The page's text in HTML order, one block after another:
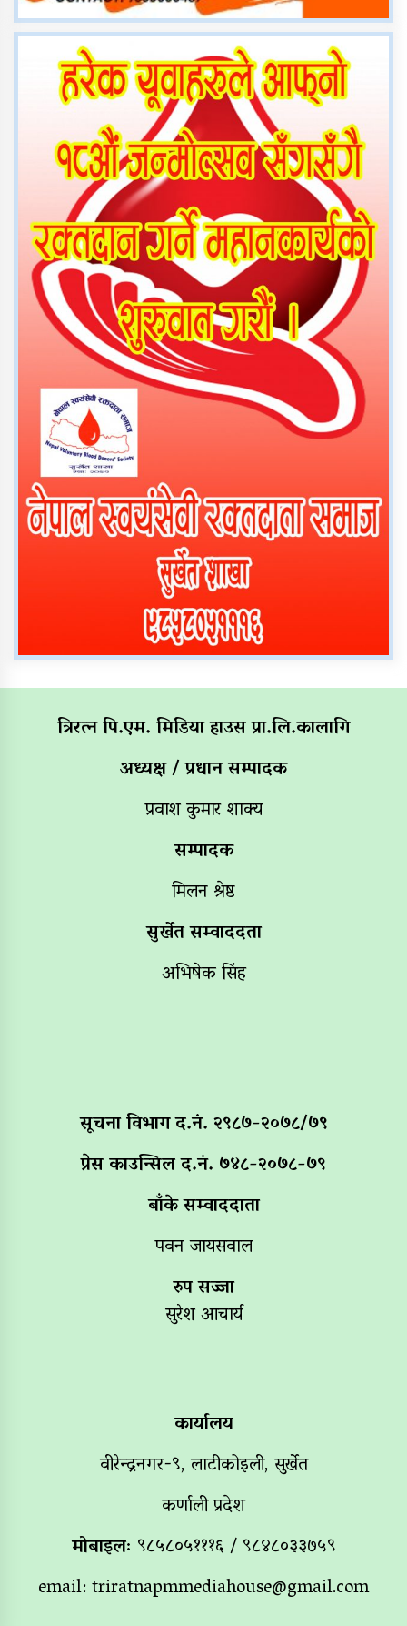
त्रिरत्न पि.एम. मिडिया हाउस प्रा.लि.कालागि
अध्यक्ष / प्रधान सम्पादक
प्रवाश कुमार शाक्य
सम्पादक
मिलन श्रेष्ठ
सुर्खेत सम्वाददता
अभिषेक सिंह
सूचना विभाग द‌.नं. २९८७-२०७८/७९
प्रेस काउन्सिल द.नं. ७४८-२०७८-७९
बाँके सम्वाददाता
पवन जायसवाल
रुप सज्जा
सुरेश आचार्य
कार्यालय
वीरेन्द्रनगर-९, लाटीकोइली, सुर्खेत
कर्णाली प्रदेश
मोबाइलः ९८५८०५१११६ / ९८४८०३३७५९
email:triratnapmmediahouse@gmail.com